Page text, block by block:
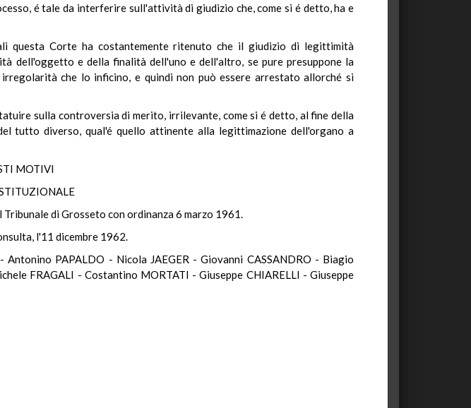
é tale da interferire sull'attività di giudizio che, come si é detto, ha e
questa Corte ha costantemente ritenuto che il giudizio di legittimità
dell'oggetto e della finalità dell'uno e dell'altro, se pure presuppone la
che lo inficino, e quindi non può essere arrestato allorché si
sulla controversia di merito, irrilevante, come si é detto, al fine della
tutto diverso, qual'é quello attinente alla legittimazione dell'organo a
MOTIVI
di Grosseto con ordinanza 6 marzo 1961.
l'11 dicembre 1962.
PAPALDO - Nicola JAEGER - Giovanni CASSANDRO - Biagio
FRAGALI - Costantino MORTATI - Giuseppe CHIARELLI - Giuseppe